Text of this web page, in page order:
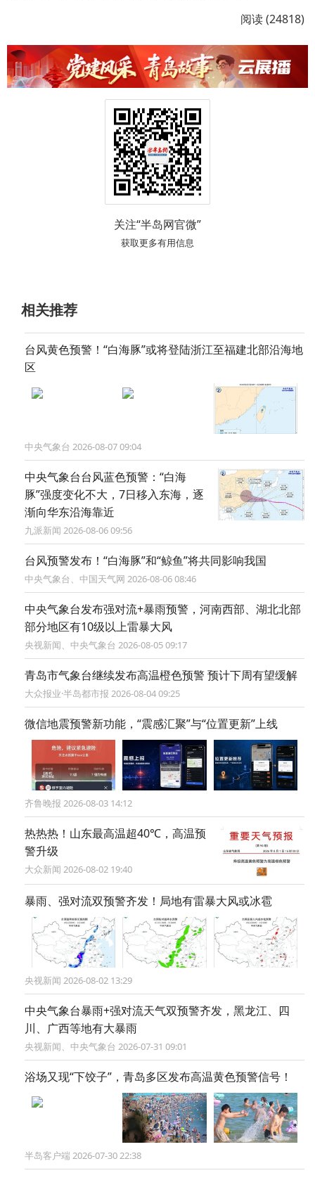
阅读 (24818)
关注“半岛网官微”
获取更多有用信息
相关推荐
台风黄色预警！“白海豚”或将登陆浙江至福建北部沿海地
区
中央气象台 2026-08-07 09:04
中央气象台台风蓝色预警：“白海
豚”强度变化不大，7日移入东海，逐
渐向华东沿海靠近
九派新闻 2026-08-06 09:56
台风预警发布！“白海豚”和“鲸鱼”将共同影响我国
中央气象台、中国天气网 2026-08-06 08:46
中央气象台发布强对流+暴雨预警，河南西部、湖北北部
部分地区有10级以上雷暴大风
央视新闻、中央气象台 2026-08-05 09:17
青岛市气象台继续发布高温橙色预警 预计下周有望缓解
大众报业·半岛都市报 2026-08-04 09:25
微信地震预警新功能，“震感汇聚”与“位置更新”上线
齐鲁晚报 2026-08-03 14:12
热热热！山东最高温超40℃，高温预
警升级
大众新闻 2026-08-02 19:40
暴雨、强对流双预警齐发！局地有雷暴大风或冰雹
央视新闻 2026-08-02 13:29
中央气象台暴雨+强对流天气双预警齐发，黑龙江、四
川、广西等地有大暴雨
央视新闻、中央气象台 2026-07-31 09:01
浴场又现“下饺子”，青岛多区发布高温黄色预警信号！
半岛客户端 2026-07-30 22:38